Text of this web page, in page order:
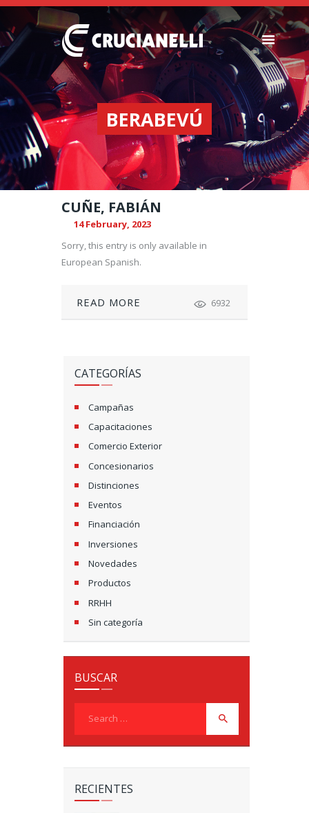
BERABEVÚ
SEEDERS
FERTILIZER
SPREADERS
ABOUT US
DEALERSHIPS
NEWS
COMPANY
CONTACT
CUÑE, FABIÁN
14 February, 2023
Sorry, this entry is only available in
European Spanish.
READ MORE 6932
CATEGORÍAS
Campañas
Capacitaciones
Comercio Exterior
Concesionarios
Distinciones
Eventos
Financiación
Inversiones
Novedades
Productos
RRHH
Sin categoría
BUSCAR
RECIENTES